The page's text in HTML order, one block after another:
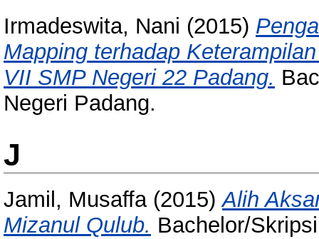
Irmadeswita, Nani (2015)
Mapping terhadap
VII SMP Negeri 22 Padang.
Negeri Padang.
J
Jamil, Musaffa(2015)Alih
Mizanul Qulub. Bachelor/